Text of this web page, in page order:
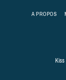
A PROPOS
Kiss